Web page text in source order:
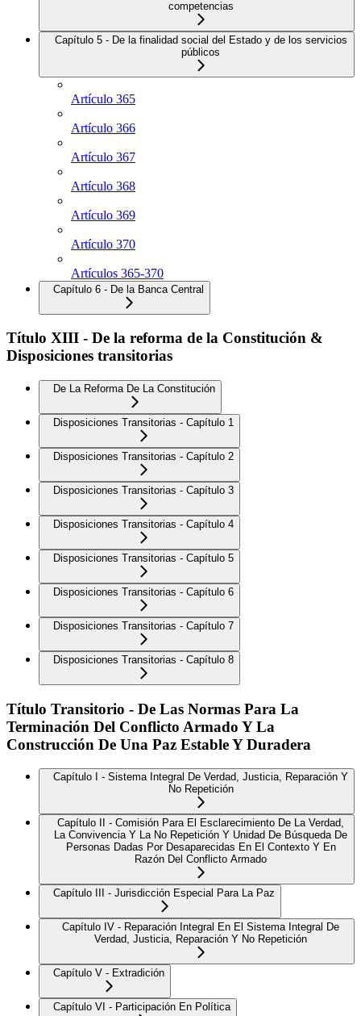
competencias
Capítulo 5 - De la finalidad social del Estado y de los servicios
públicos
Artículo 365
Artículo 366
Artículo 367
Artículo 368
Artículo 369
Artículo 370
Artículos 365-370
Capítulo 6 - De la Banca Central
Título XIII - De la reforma de la Constitución &
Disposiciones transitorias
De La Reforma De La Constitución
Disposiciones Transitorias - Capítulo 1
Disposiciones Transitorias - Capítulo 2
Disposiciones Transitorias - Capítulo 3
Disposiciones Transitorias - Capítulo 4
Disposiciones Transitorias - Capítulo 5
Disposiciones Transitorias - Capítulo 6
Disposiciones Transitorias - Capítulo 7
Disposiciones Transitorias - Capítulo 8
Título Transitorio - De Las Normas Para La
Terminación Del Conflicto Armado Y La
Construcción De Una Paz Estable Y Duradera
Capítulo I - Sistema Integral De Verdad, Justicia, Reparación Y
No Repetición
Capítulo II - Comisión Para El Esclarecimiento De La Verdad,
La Convivencia Y La No Repetición Y Unidad De Búsqueda De
Personas Dadas Por Desaparecidas En El Contexto Y En
Razón Del Conflicto Armado
Capítulo III - Jurisdicción Especial Para La Paz
Capítulo IV - Reparación Integral En El Sistema Integral De
Verdad, Justicia, Reparación Y No Repetición
Capítulo V - Extradición
Capítulo VI - Participación En Política